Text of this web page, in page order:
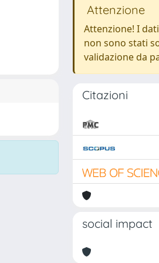
Attenzione
Attenzione! I
non sono stati
validazione da
Citazioni
social impact